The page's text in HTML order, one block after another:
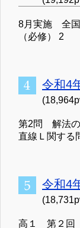
8月実施 全
（必修） 2
令和4
第2問 解法
直線Ｌ関する
令和
高１ 第２